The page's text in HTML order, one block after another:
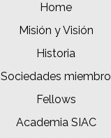
Home
Misión y Visión
Historia
Sociedades miembro
Fellows
Academia SIAC